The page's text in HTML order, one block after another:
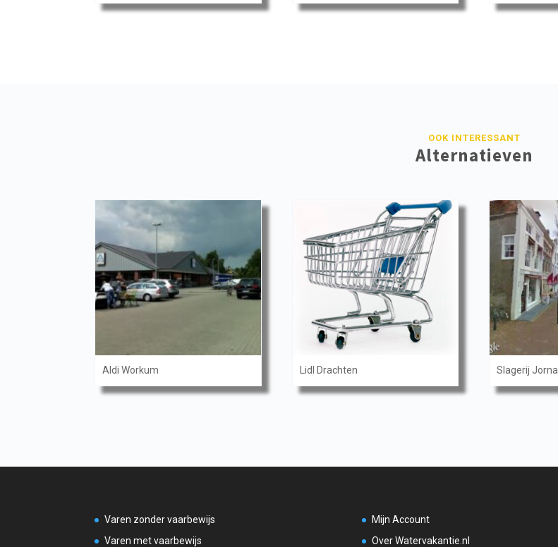
OOK INTERESSANT
Alternatieven
Aldi Workum Lidl Drachten Slagerij Jorna
Varen zonder vaarbewijs
Varen met vaarbewijs
Mijn Account
Over Watervakantie.nl